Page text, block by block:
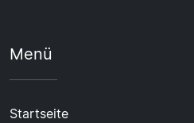
Menü
Startseite